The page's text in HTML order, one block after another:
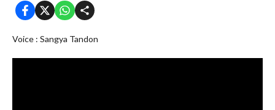
Voice : Sangya Tandon